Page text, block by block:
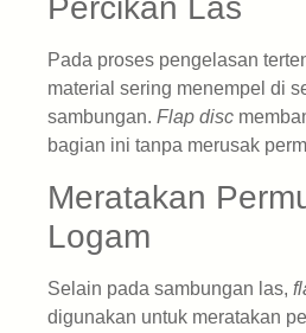
Percikan Las
Pada proses pengelasan
material sering menempel di
sambungan. Flap disc
bagian ini tanpa merusak
Meratakan
Logam
Selain pada sambungan las,
digunakan untuk meratakan